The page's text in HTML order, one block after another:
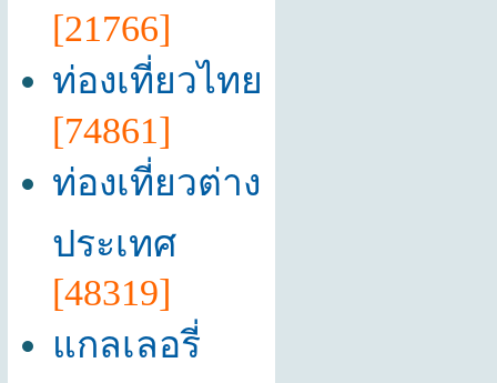
[21766]
ท่องเที่ยวไทย
[74861]
ท่องเที่ยวต่าง
ประเทศ
[48319]
แกลเลอรี่